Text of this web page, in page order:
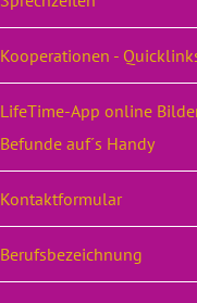
Kooperationen -
LifeTime-App online
Befunde auf´s Handy
Kontaktformular
Berufsbezeichnung